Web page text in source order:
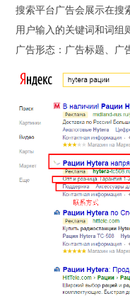
搜索平台广告会展示在搜
用户输入的关键词和词组
广告形态：广告标题、广